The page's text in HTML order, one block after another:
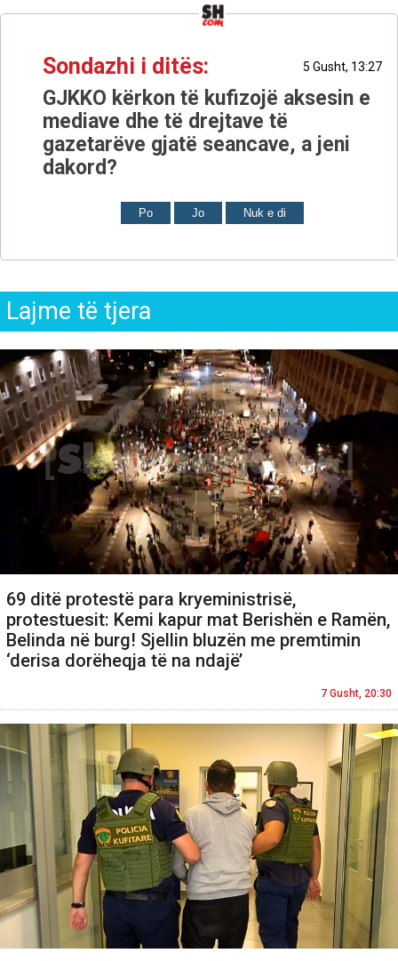
Sondazhi i ditës: 5 Gusht, 13:27
GJKKO kërkon të kufizojë aksesin e
mediave dhe të drejtave të
gazetarëve gjatë seancave, a jeni
dakord?
Po Jo Nuk e di
Lajme të tjera
69 ditë protestë para kryeministrisë,
protestuesit: Kemi kapur mat Berishën e Ramën,
Belinda në burg! Sjellin bluzën me premtimin
‘derisa dorëheqja të na ndajë’
7 Gusht, 20:30